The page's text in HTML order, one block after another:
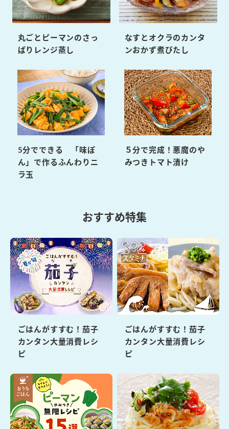
丸ごとピーマンのさっ
ぱりレンジ蒸し
なすとオクラのカンタ
ンおかず煮びたし
5分でできる 「味ぽ
ん」で作るふんわりニ
ラ玉
５分で完成！悪魔のや
みつきトマト漬け
おすすめ特集
ごはんがすすむ！茄子
カンタン大量消費レシ
ピ
ごはんがすすむ！茄子
カンタン大量消費レシ
ピ